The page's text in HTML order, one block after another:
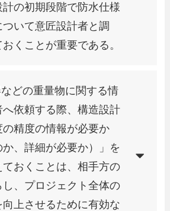
計の初期段階で防水仕様
いて意匠設計者と調
くことが重要である。
どの重量物に関する情
依頼する際、構造設計
精度の情報が必要か
か、詳細が必要か）」を
おくことは、相手方の
、プロジェクト全体の
上させるために有効な